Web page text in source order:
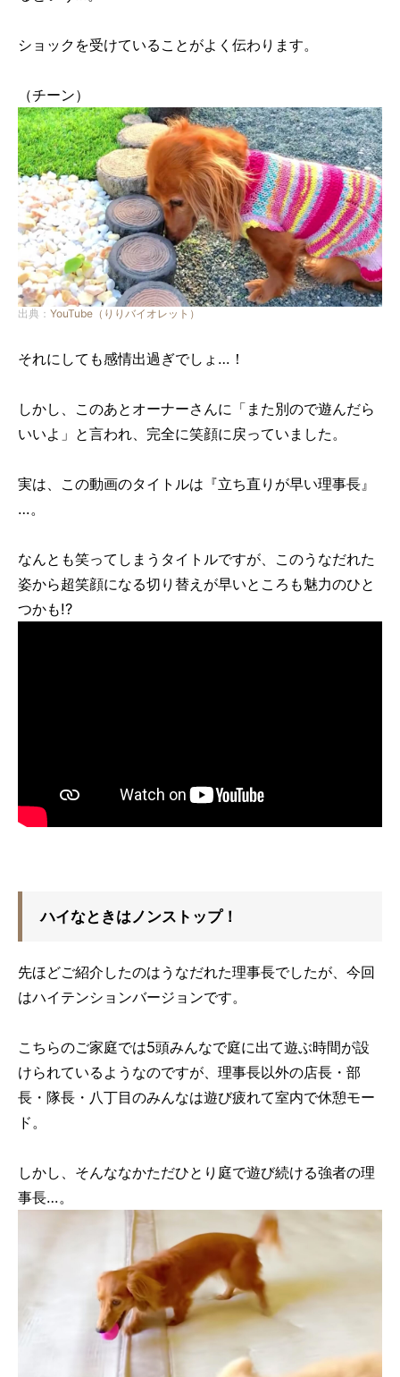
ショックを受けていることがよく伝わります。
（チーン）
出典： YouTube（りりバイオレット）
それにしても感情出過ぎでしょ…！
しかし、このあとオーナーさんに「また別ので遊んだら
いいよ」と言われ、完全に笑顔に戻っていました。
実は、この動画のタイトルは『立ち直りが早い理事長』
…。
なんとも笑ってしまうタイトルですが、このうなだれた
姿から超笑顔になる切り替えが早いところも魅力のひと
つかも!?
ハイなときはノンストップ！
先ほどご紹介したのはうなだれた理事長でしたが、今回
はハイテンションバージョンです。
こちらのご家庭では5頭みんなで庭に出て遊ぶ時間が設
けられているようなのですが、理事長以外の店長・部
長・隊長・八丁目のみんなは遊び疲れて室内で休憩モー
ド。
しかし、そんななかただひとり庭で遊び続ける強者の理
事長…。